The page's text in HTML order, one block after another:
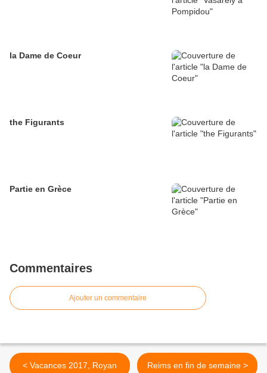
la Dame de Coeur
the Figurants
Partie en Grèce
Commentaires
Ajouter un commentaire
< Vacances 2017, Royan Reims en fin de semaine >